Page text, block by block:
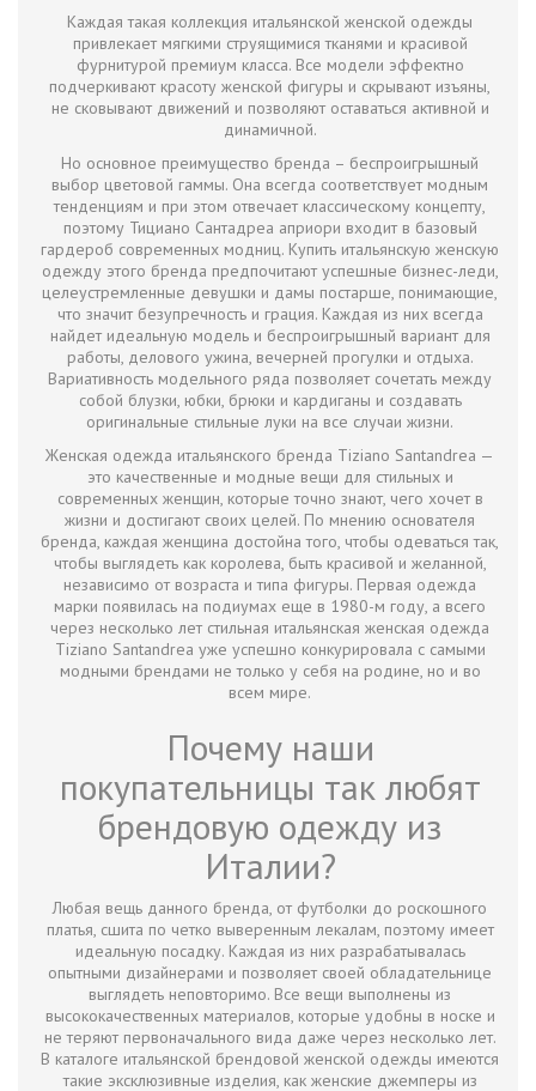
Каждая такая коллекция итальянской женской одежды
привлекает мягкими струящимися тканями и красивой
фурнитурой премиум класса. Все модели эффектно
подчеркивают красоту женской фигуры и скрывают изъяны,
не сковывают движений и позволяют оставаться активной и
динамичной.
Но основное преимущество бренда – беспроигрышный
выбор цветовой гаммы. Она всегда соответствует модным
тенденциям и при этом отвечает классическому концепту,
поэтому Тициано Сантадреа априори входит в базовый
гардероб современных модниц. Купить итальянскую женскую
одежду этого бренда предпочитают успешные бизнес-леди,
целеустремленные девушки и дамы постарше, понимающие,
что значит безупречность и грация. Каждая из них всегда
найдет идеальную модель и беспроигрышный вариант для
работы, делового ужина, вечерней прогулки и отдыха.
Вариативность модельного ряда позволяет сочетать между
собой блузки, юбки, брюки и кардиганы и создавать
оригинальные стильные луки на все случаи жизни.
Женская одежда итальянского бренда Tiziano Santandrea —
это качественные и модные вещи для стильных и
современных женщин, которые точно знают, чего хочет в
жизни и достигают своих целей. По мнению основателя
бренда, каждая женщина достойна того, чтобы одеваться так,
чтобы выглядеть как королева, быть красивой и желанной,
независимо от возраста и типа фигуры. Первая одежда
марки появилась на подиумах еще в 1980-м году, а всего
через несколько лет стильная итальянская женская одежда
Tiziano Santandrea уже успешно конкурировала с самыми
модными брендами не только у себя на родине, но и во
всем мире.
Почему наши
покупательницы так любят
брендовую одежду из
Италии?
Любая вещь данного бренда, от футболки до роскошного
платья, сшита по четко выверенным лекалам, поэтому имеет
идеальную посадку. Каждая из них разрабатывалась
опытными дизайнерами и позволяет своей обладательнице
выглядеть неповторимо. Все вещи выполнены из
высококачественных материалов, которые удобны в носке и
не теряют первоначального вида даже через несколько лет.
В каталоге итальянской брендовой женской одежды имеются
такие эксклюзивные изделия, как женские джемперы из